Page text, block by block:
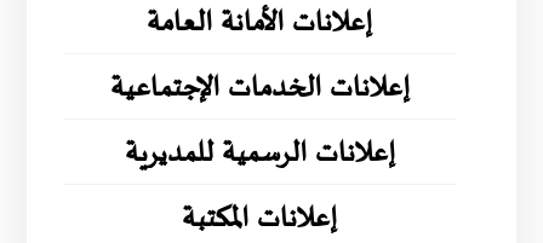
إعلانات الأمانة العامة
إعلانات الخدمات الإجتماعية
إعلانات الرسمية للمديرية
إعلانات المكتبة